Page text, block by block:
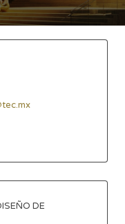
DE